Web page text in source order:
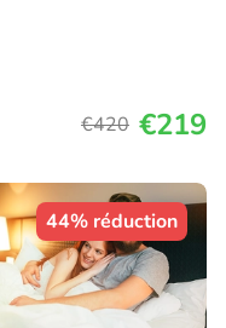
€420 €219
44% réduction